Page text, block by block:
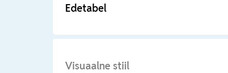
Edetabel
Visuaalne stiil